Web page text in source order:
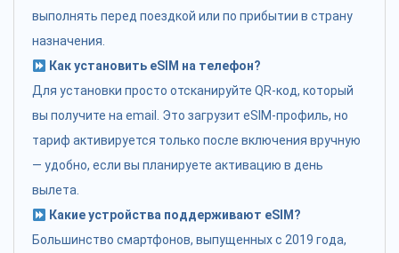
выполнять перед поездкой или по прибытии в страну
назначения.
Как установить eSIM на телефон?
Для установки просто отсканируйте QR-код, который
вы получите на email. Это загрузит eSIM-профиль, но
тариф активируется только после включения вручную
— удобно, если вы планируете активацию в день
вылета.
Какие устройства поддерживают eSIM?
Большинство смартфонов, выпущенных с 2019 года,